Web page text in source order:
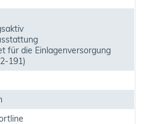
für die Einlagenversorgung
191)